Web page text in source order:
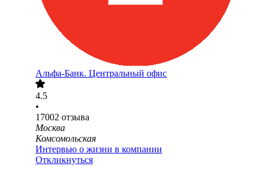
Альфа-Банк. Центральный офис
4.5
•
17002 отзыва
Москва
Комсомольская
Интервью о жизни в компании
Откликнуться